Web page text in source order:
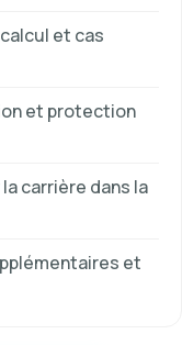
et cas
et protection
carrière dans la
et